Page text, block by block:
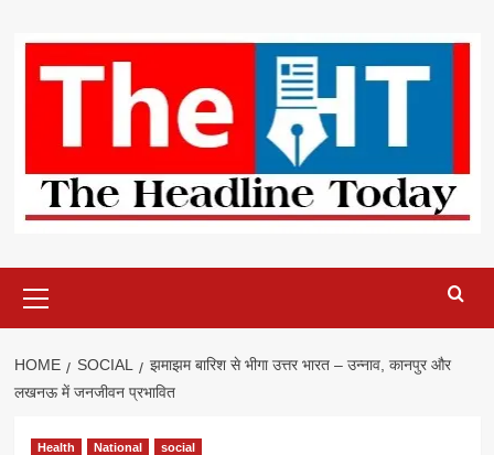
content
Menu
HOME SOCIAL
झमाझम बारिश से भीगा उत्तर भारत – उन्नाव, कानपुर और
लखनऊ में जनजीवन प्रभावित
Health National social